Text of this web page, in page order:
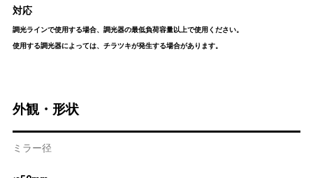
対応
調光ラインで使用する場合、調光器の最低負荷容量以上で使用ください。
使用する調光器によっては、チラツキが発生する場合があります。
外観・形状
ミラー径